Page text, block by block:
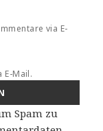
via E-
E-Mail.
Spam zu